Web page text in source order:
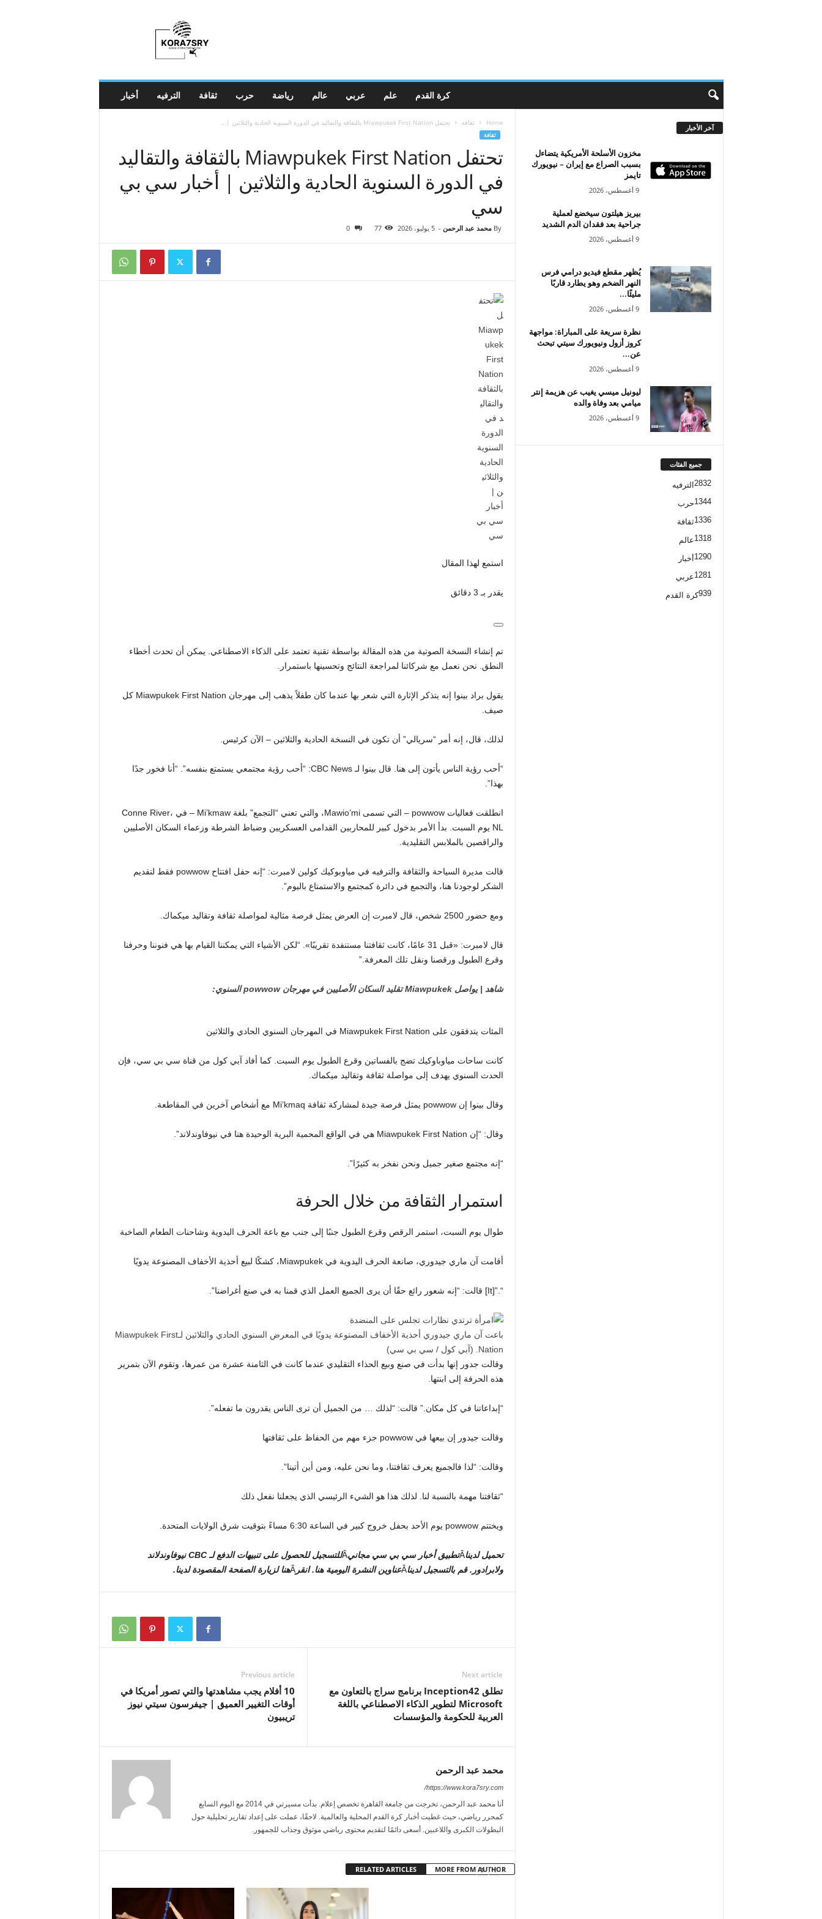
أخبار الترفيه ثقافة حرب رياضة عالم عربي علم كرة القدم
Home ثقافة تحتفل Miawpukek First Nation بالثقافة والتقاليد في الدورة السنوية الحادية والثلاثين |...
ثقافة
تحتفل Miawpukek First Nation بالثقافة والتقاليد
في الدورة السنوية الحادية والثلاثين | أخبار سي بي
سي
By محمد عبد الرحمن - 5 يوليو، 2026 77
0
استمع لهذا المقال
يقدر بـ 3 دقائق
تم إنشاء النسخة الصوتية من هذه المقالة بواسطة تقنية تعتمد على الذكاء الاصطناعي. يمكن أن تحدث أخطاء
النطق. نحن نعمل مع شركائنا لمراجعة النتائج وتحسينها باستمرار.
يقول براد بينوا إنه يتذكر الإثارة التي شعر بها عندما كان طفلاً يذهب إلى مهرجان Miawpukek First Nation كل
صيف.
لذلك، قال، إنه أمر “سريالي” أن تكون في النسخة الحادية والثلاثين – الآن كرئيس.
“أحب رؤية الناس يأتون إلى هنا. قال بينوا لـ CBC News: “أحب رؤية مجتمعي يستمتع بنفسه”. “أنا فخور جدًا
بهذا”.
انطلقت فعاليات powwow – التي تسمى Mawio’mi، والتي تعني “التجمع” بلغة Mi’kmaw – في Conne River،
NL يوم السبت. بدأ الأمر بدخول كبير للمحاربين القدامى العسكريين وضباط الشرطة وزعماء السكان الأصليين
والراقصين بالملابس التقليدية.
قالت مديرة السياحة والثقافة والترفيه في مياوبوكيك كولين لامبرت: “إنه حفل افتتاح powwow فقط لتقديم
الشكر لوجودنا هنا، والتجمع في دائرة كمجتمع والاستمتاع باليوم”.
ومع حضور 2500 شخص، قال لامبرت إن العرض يمثل فرصة مثالية لمواصلة ثقافة وتقاليد ميكماك.
قال لامبرت: «قبل 31 عامًا، كانت ثقافتنا مستنفدة تقريبًا». “لكن الأشياء التي يمكننا القيام بها هي فنوننا وحرفنا
وقرع الطبول ورقصنا ونقل تلك المعرفة.”
شاهد | يواصل Miawpukek تقليد السكان الأصليين في مهرجان powwow السنوي:
المئات يتدفقون على Miawpukek First Nation في المهرجان السنوي الحادي والثلاثين
كانت ساحات مياوباوكيك تضج بالفساتين وقرع الطبول يوم السبت. كما أفاد آبي كول من قناة سي بي سي، فإن
الحدث السنوي يهدف إلى مواصلة ثقافة وتقاليد ميكماك.
وقال بينوا إن powwow يمثل فرصة جيدة لمشاركة ثقافة Mi’kmaq مع أشخاص آخرين في المقاطعة.
وقال: “إن Miawpukek First Nation هي في الواقع المحمية البرية الوحيدة هنا في نيوفاوندلاند”.
“إنه مجتمع صغير جميل ونحن نفخر به كثيرًا”.
استمرار الثقافة من خلال الحرفة
طوال يوم السبت، استمر الرقص وقرع الطبول جنبًا إلى جنب مع باعة الحرف اليدوية وشاحنات الطعام الصاخبة
أقامت آن ماري جيدوري، صانعة الحرف اليدوية في Miawpukek، كشكًا لبيع أحذية الأخفاف المصنوعة يدويًا
“.”[It] قالت: “إنه شعور رائع حقًا أن يرى الجميع العمل الذي قمنا به في صنع أغراضنا”.
باعت آن ماري جيدوري أحذية الأخفاف المصنوعة يدويًا في المعرض السنوي الحادي والثلاثين لـMiawpukek First
Nation.
(آبي كول / سي بي سي)
وقالت جدور إنها بدأت في صنع وبيع الحذاء التقليدي عندما كانت في الثامنة عشرة من عمرها، وتقوم الآن بتمرير
هذه الحرفة إلى ابنتها.
“إبداعاتنا في كل مكان.” قالت: “لذلك … من الجميل أن ترى الناس يقدرون ما تفعله”.
وقالت جيدور إن بيعها في powwow جزء مهم من الحفاظ على ثقافتها
وقالت: “لذا فالجميع يعرف ثقافتنا، وما نحن عليه، ومن أين أتينا”.
“ثقافتنا مهمة بالنسبة لنا. لذلك هذا هو الشيء الرئيسي الذي يجعلنا نفعل ذلك
ويختتم powwow يوم الأحد بحفل خروج كبير في الساعة 6:30 مساءً بتوقيت شرق الولايات المتحدة.
تحميل لديناÂتطبيق أخبار سي بي سي مجانيÂ
للتسجيل للحصول على تنبيهات الدفع لـ CBC نيوفاوندلاند
ولابرادور. قم بالتسجيل لديناÂعناوين النشرة اليومية هنا. انقرÂهنا لزيارة الصفحة المقصودة لدينا.
Previous article
10 أفلام يجب مشاهدتها والتي تصور أمريكا في
أوقات التغيير العميق | جيفرسون سيتي نيوز
تريبيون
Next article
تطلق Inception42 برنامج سراج بالتعاون مع
Microsoft لتطوير الذكاء الاصطناعي باللغة
العربية للحكومة والمؤسسات
محمد عبد الرحمن
https://www.kora7sry.com/
أنا محمد عبد الرحمن، تخرجت من جامعة القاهرة تخصص إعلام. بدأت مسيرتي في 2014 مع اليوم السابع
كمحرر رياضي، حيث غطيت أخبار كرة القدم المحلية والعالمية. لاحقًا، عملت على إعداد تقارير تحليلية حول
البطولات الكبرى واللاعبين. أسعى دائمًا لتقديم محتوى رياضي موثوق وجذاب للجمهور.
RELATED ARTICLES MORE FROM AUTHOR
آخر الأخبار
مخزون الأسلحة الأمريكية يتضاءل
بسبب الصراع مع إيران – نيويورك
تايمز
9 أغسطس، 2026
بيريز هيلتون سيخضع لعملية
جراحية بعد فقدان الدم الشديد
9 أغسطس، 2026
يُظهر مقطع فيديو درامي فرس
النهر الضخم وهو يطارد قاربًا
مليئًا...
9 أغسطس، 2026
نظرة سريعة على المباراة: مواجهة
كروز أزول ونيويورك سيتي تبحث
عن...
9 أغسطس، 2026
ليونيل ميسي يغيب عن هزيمة إنتر
ميامي بعد وفاة والده
9 أغسطس، 2026
جميع الفئات
الترفيه 2832
حرب1344
ثقافة1336
عالم1318
أخبار 1290
عربي1281
كرة القدم939